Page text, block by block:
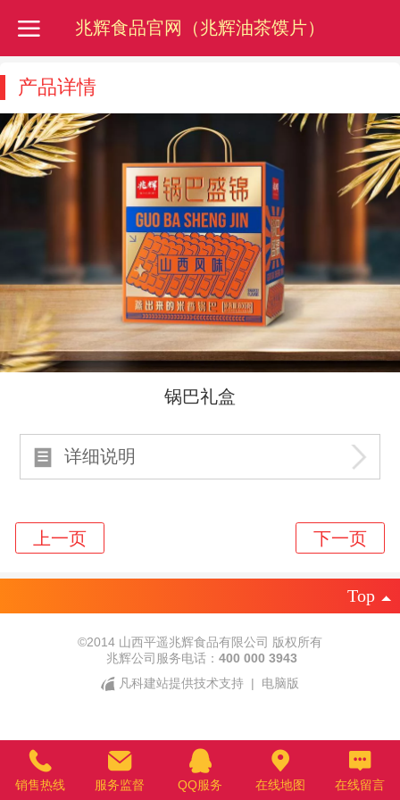
兆辉食品官网（兆辉油茶馍片）
产品详情
锅巴礼盒
详细说明
Top
©2014 山西平遥兆辉食品有限公司 版权所有
兆辉公司服务电话： 400 000 3943
凡科建站提供技术支持
| 电脑版
销售热线 服务监督 QQ服务 在线地图 在线留言